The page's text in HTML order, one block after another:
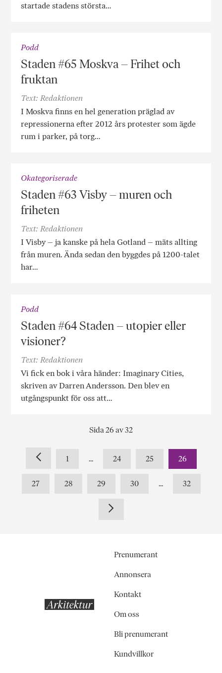
startade stadens största…
Podd
Staden #65 Moskva – Frihet och
fruktan
Text: Redaktionen
I Moskva finns en hel generation präglad av
repressionerna efter 2012 års protester som ägde
rum i parker, på torg…
Okategoriserade
Staden #63 Visby – muren och
friheten
Text: Redaktionen
I Visby – ja kanske på hela Gotland – mäts allting
från muren. Ända sedan den byggdes på 1200-talet
har…
Podd
Staden #64 Staden – utopier eller
visioner?
Text: Redaktionen
Vi fick en bok i våra händer: Imaginary Cities,
skriven av Darren Andersson. Den blev en
utgångspunkt för oss att…
Sida 26 av 32
1 ... 24 25 26
27 28 29 30 ... 32
Prenumerant
Annonsera
Kontakt
Om oss
Bli prenumerant
Kundvillkor